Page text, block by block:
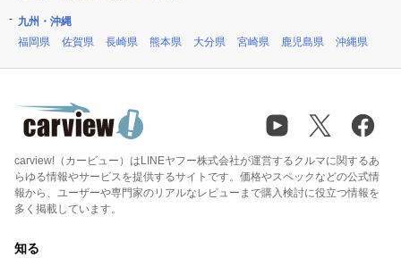
九州・沖縄
福岡県
佐賀県 長崎県 熊本県 大分県 宮崎県 鹿児島県 沖縄県
carview!（カービュー）はLINEヤフー株式会社が運営するクルマに関するあ
らゆる情報やサービスを提供するサイトです。価格やスペックなどの公式情
報から、ユーザーや専門家のリアルなレビューまで購入検討に役立つ情報を
多く掲載しています。
知る